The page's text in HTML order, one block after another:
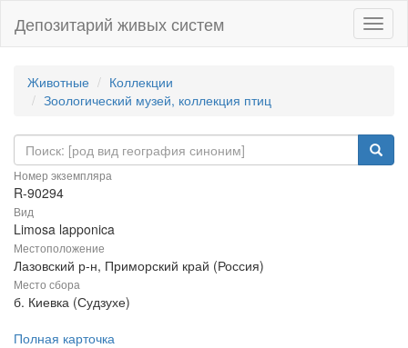
Депозитарий живых систем
Животные
Коллекции
Зоологический музей, коллекция птиц
Номер экземпляра
R-90294
Вид
Limosa lapponica
Местоположение
Лазовский р-н, Приморский край (Россия)
Место сбора
б. Киевка (Судзухе)
Полная карточка